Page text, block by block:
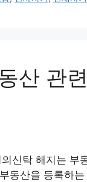
산 관
신탁 해지는 부
동산을 등록하는